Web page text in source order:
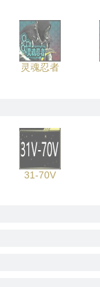
灵魂忍者
31-70V